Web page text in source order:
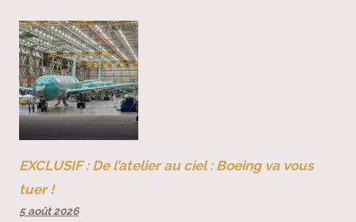
EXCLUSIF : De l’atelier au ciel : Boeing va vous
tuer !
5 août 2026